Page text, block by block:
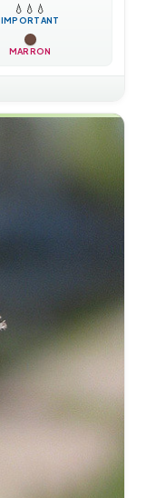
💧 💧 💧
IMPORTANT
MARRON